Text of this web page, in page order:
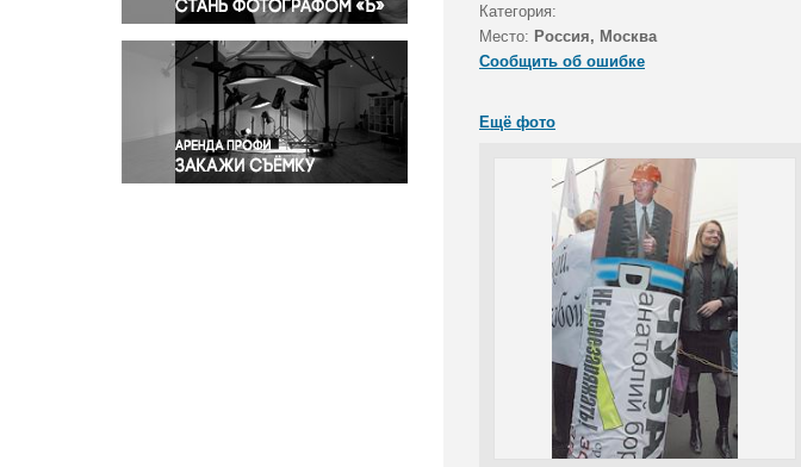
Религия
Светская жизнь
Спорт
Экология
Экономика и бизнес
Категория:
Место: Россия, Москва
Сообщить об ошибке
Ещё фото